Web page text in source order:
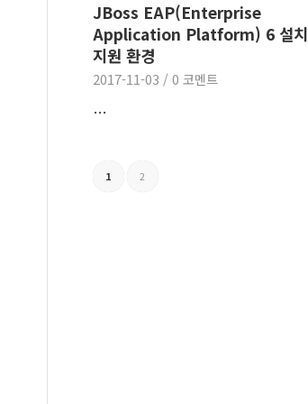
JBoss EAP(Enterprise
Application Platform) 6 설치
지원 환경
2017-11-03 / 0 코멘트
…
1 2